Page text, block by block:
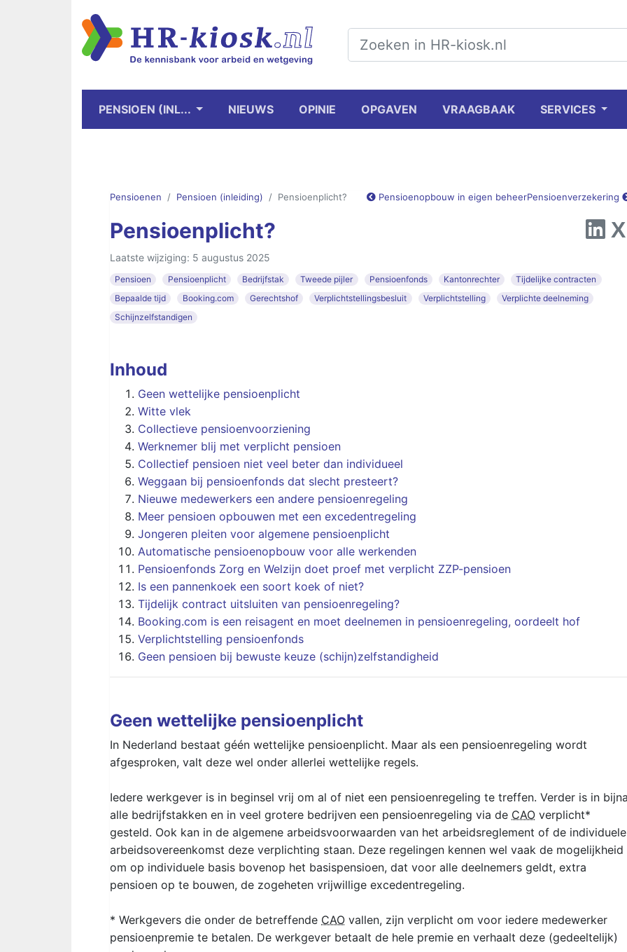
PENSIOEN (INL... NIEUWS OPINIE OPGAVEN VRAAGBAAK SERVICES
Pensioenen Pensioen (inleiding) Pensioenplicht? Pensioenopbouw in eigen beheerPensioenverzekering
Pensioenplicht?
Laatste wijziging: 5 augustus 2025
Pensioen Pensioenplicht Bedrijfstak Tweede pijler Pensioenfonds Kantonrechter
Tijdelijke contracten
Bepaalde tijd
Booking.com Gerechtshof Verplichtstellingsbesluit Verplichtstelling
Verplichte deelneming
Schijnzelfstandigen
Inhoud
Geen wettelijke pensioenplicht
Witte vlek
Collectieve pensioenvoorziening
Werknemer blij met verplicht pensioen
Collectief pensioen niet veel beter dan individueel
Weggaan bij pensioenfonds dat slecht presteert?
Nieuwe medewerkers een andere pensioenregeling
Meer pensioen opbouwen met een excedentregeling
Jongeren pleiten voor algemene pensioenplicht
Automatische pensioenopbouw voor alle werkenden
Pensioenfonds Zorg en Welzijn doet proef met verplicht ZZP-pensioen
Is een pannenkoek een soort koek of niet?
Tijdelijk contract uitsluiten van pensioenregeling?
Booking.com is een reisagent en moet deelnemen in pensioenregeling, oordeelt hof
Verplichtstelling pensioenfonds
Geen pensioen bij bewuste keuze (schijn)zelfstandigheid
Geen wettelijke pensioenplicht
In Nederland bestaat géén wettelijke pensioenplicht. Maar als een pensioenregeling wordt
afgesproken, valt deze wel onder allerlei wettelijke regels.
Iedere werkgever is in beginsel vrij om al of niet een pensioenregeling te treffen. Verder is in
alle bedrijfstakken en in veel grotere bedrijven een pensioenregeling via de CAO verplicht*
gesteld. Ook kan in de algemene arbeidsvoorwaarden van het arbeidsreglement of de individuele
arbeidsovereenkomst deze verplichting staan. Deze regelingen kennen wel vaak de mogelijkheid
om op individuele basis bovenop het basispensioen, dat voor alle deelnemers geldt, extra
pensioen op te bouwen, de zogeheten vrijwillige excedentregeling.
* Werkgevers die onder de betreffende CAO vallen, zijn verplicht om voor iedere medewerker
pensioenpremie te betalen. De werkgever betaalt de hele premie en verhaalt deze (gedeeltelijk)